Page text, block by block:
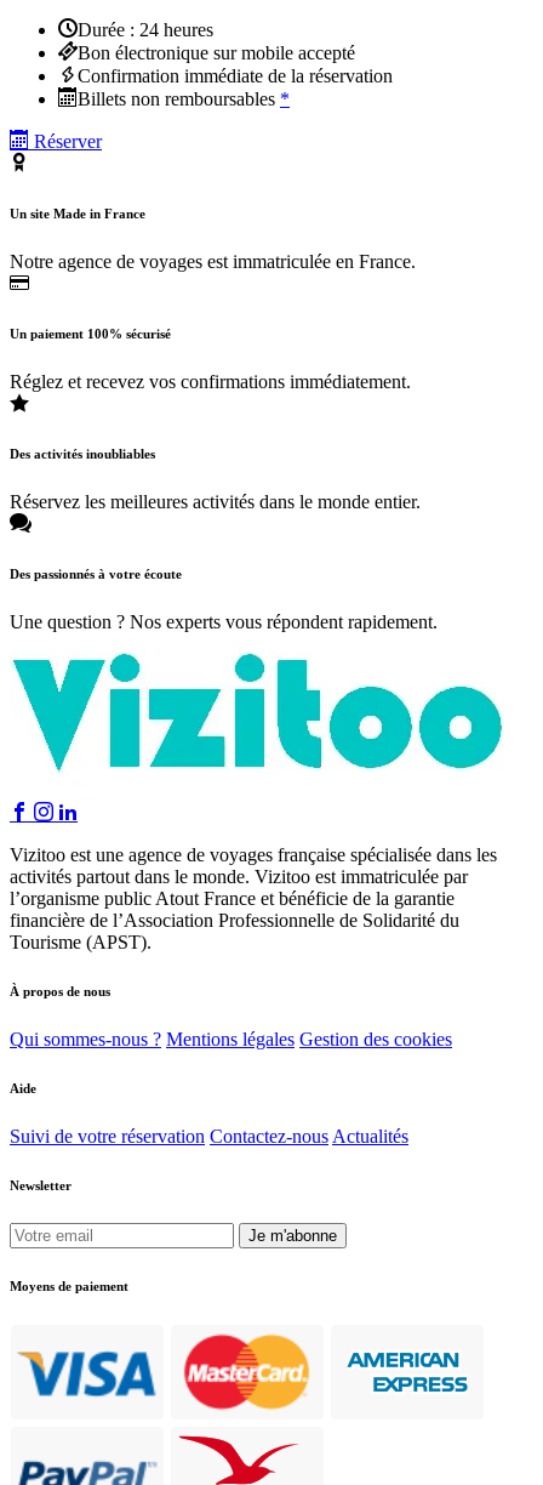
Durée : 24 heures
Bon électronique sur mobile accepté
Confirmation immédiate de la réservation
Billets non remboursables *
Réserver
Un site Made in France
Notre agence de voyages est immatriculée en France.
Un paiement 100% sécurisé
Réglez et recevez vos confirmations immédiatement.
Des activités inoubliables
Réservez les meilleures activités dans le monde entier.
Des passionnés à votre écoute
Une question ? Nos experts vous répondent rapidement.
Vizitoo est une agence de voyages française spécialisée dans les
activités partout dans le monde. Vizitoo est immatriculée par
l’organisme public Atout France et bénéficie de la garantie
financière de l’Association Professionnelle de Solidarité du
Tourisme (APST).
À propos de nous
Qui sommes-nous ? Mentions légales Gestion des cookies
Aide
Suivi de votre réservation Contactez-nous Actualités
Newsletter
Je m'abonne
Moyens de paiement